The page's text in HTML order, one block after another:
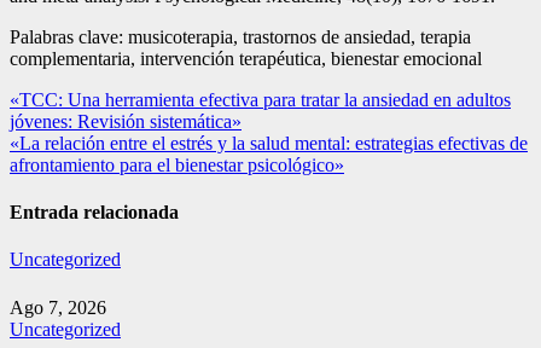
Palabras clave: musicoterapia, trastornos de ansiedad, terapia
complementaria, intervención terapéutica, bienestar emocional
Navegación
de
entradas
«TCC: Una herramienta efectiva para tratar la ansiedad en adultos
jóvenes: Revisión sistemática»
«La relación entre el estrés y la salud mental: estrategias efectivas de
afrontamiento para el bienestar psicológico»
Entrada relacionada
Uncategorized
Ago 7, 2026
Uncategorized